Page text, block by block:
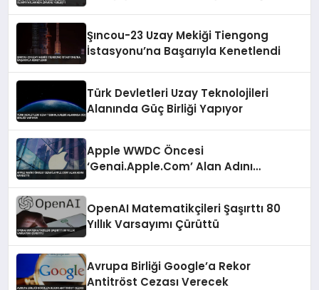
Şıncou-23 Uzay Mekiği Tiengong
İstasyonu’na Başarıyla Kenetlendi
Türk Devletleri Uzay Teknolojileri
Alanında Güç Birliği Yapıyor
Apple WWDC Öncesi
‘Genai.Apple.Com’ Alan Adını
OpenAI Matematikçileri Şaşırttı 80
Yıllık Varsayımı Çürüttü
Avrupa Birliği Google’a Rekor
Antitröst Cezası Verecek